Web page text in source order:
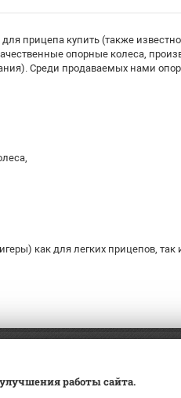
прицепа купить (также
опорные колеса,
Среди продаваемых нами
как для легких прицепов,
работы сайта.